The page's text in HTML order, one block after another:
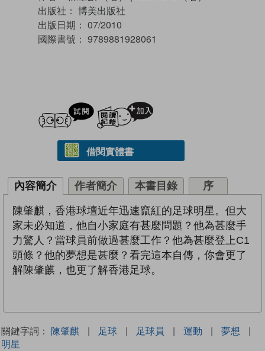
出版社： 博美出版社
出版日期： 07/2010
國際書號： 9789881928061
試閲
借閱實體書
內容簡介 作者簡介 本書目錄 序
陳肇麒，香港球壇近年迅速竄紅的足球明星。但大
家未必知道，他自小家庭有甚麼問題？他為甚麼手
力驚人？當球員前做過甚麼工作？他為甚麼登上C1
頭條？他的夢想是甚麼？看完這本自傳，你會更了
解陳肇麒，也更了解香港足球。
關鍵字詞： 陳肇麒 | 足球 | 足球員 | 運動 | 夢想
|
明星